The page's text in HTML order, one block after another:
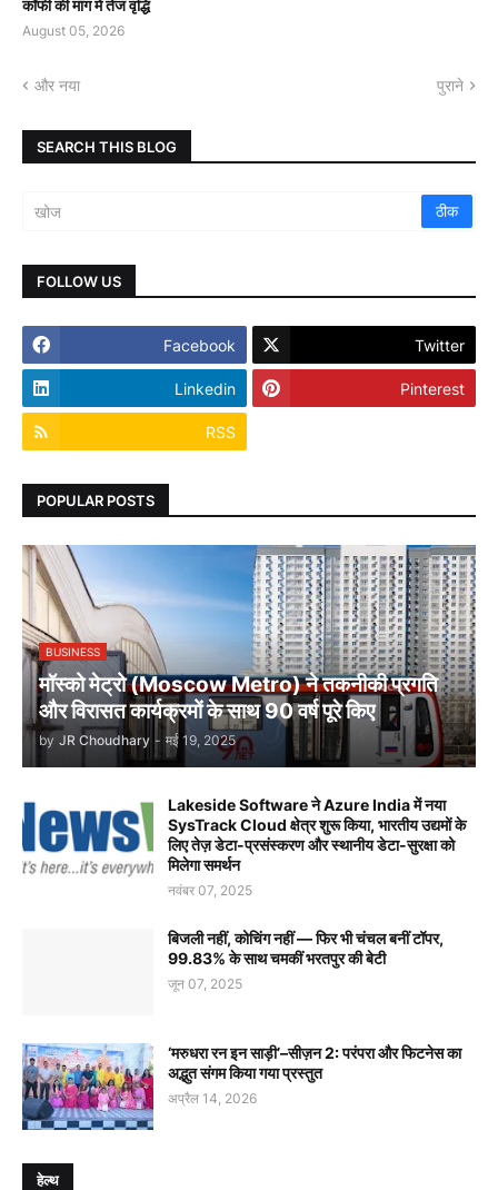
कॉफी की मांग में तेज वृद्धि
August 05, 2026
और नया पुराने
SEARCH THIS BLOG
FOLLOW US
Facebook Twitter
Linkedin Pinterest
RSS
POPULAR POSTS
BUSINESS
मॉस्को मेट्रो (Moscow Metro) ने तकनीकी प्रगति
और विरासत कार्यक्रमों के साथ 90 वर्ष पूरे किए
by JR Choudhary - मई 19, 2025
Lakeside Software ने Azure India में नया
SysTrack Cloud क्षेत्र शुरू किया, भारतीय उद्यमों के
लिए तेज़ डेटा-प्रसंस्करण और स्थानीय डेटा-सुरक्षा को
मिलेगा समर्थन
नवंबर 07, 2025
बिजली नहीं, कोचिंग नहीं — फिर भी चंचल बनीं टॉपर,
99.83% के साथ चमकीं भरतपुर की बेटी
जून 07, 2025
‘मरुधरा रन इन साड़ी’–सीज़न 2: परंपरा और फिटनेस का
अद्भुत संगम किया गया प्रस्तुत
अप्रैल 14, 2026
हेल्थ